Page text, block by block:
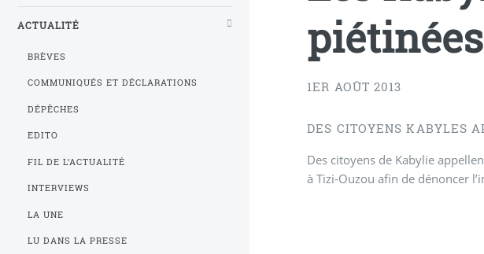
piétinées
1ER AOÛT 2013
DES CITOYENS KABYLES
Des citoyens de Kabylie
à Tizi-Ouzou afin de dénoncer
ACTUALITÉ
BRÈVES
COMMUNIQUÉS ET DÉCLARATIONS
DÉPÊCHES
EDITO
FIL DE L’ACTUALITÉ
INTERVIEWS
LA UNE
LU DANS LA PRESSE